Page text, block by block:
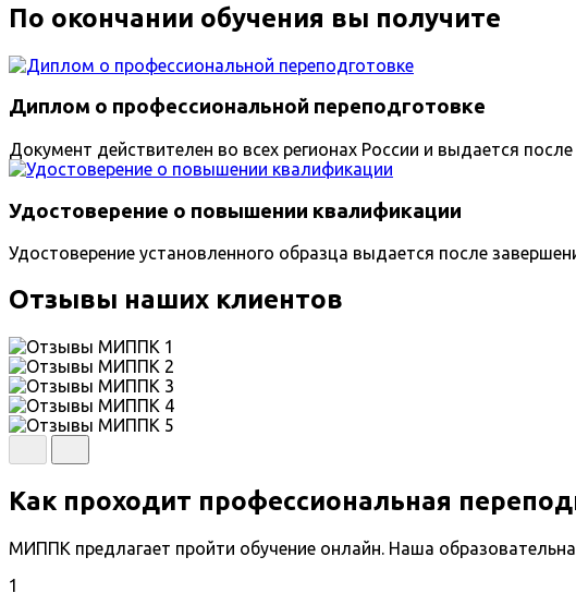
По окончании обучения вы получите
Диплом о профессиональной переподготовке
Документ действителен во всех регионах России и выдается
Удостоверение о повышении квалификации
Удостоверение установленного образца выдается после
Отзывы наших клиентов
Как проходит профессиональная
МИППК предлагает пройти обучение онлайн. Наша
1